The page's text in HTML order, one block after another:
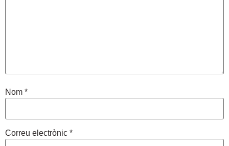
Nom *
Correu electrònic *